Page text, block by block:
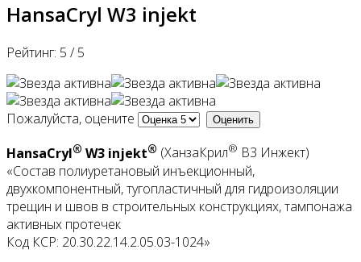
HansaCryl W3 injekt
Рейтинг: 5 /5
Пожалуйста, оцените
HansaCryl® W3 injekt® (ХанзаКрил® В3 Инжект)
«Состав полиуретановый инъекционный,
двухкомпонентный, тугопластичный для гидроизоляции
трещин и швов в строительных конструкциях, тампонажа
активных протечек
Код КСР: 20.30.22.14.2.05.03-1024»